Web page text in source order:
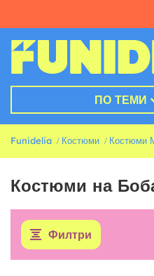
ПО ТЕМИ
Funidelia Костюми Костюми
Костюми на
Филтри